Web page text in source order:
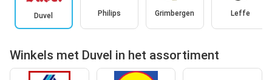
Duvel Philips Grimbergen Leffe
Winkels met Duvel in het assortiment